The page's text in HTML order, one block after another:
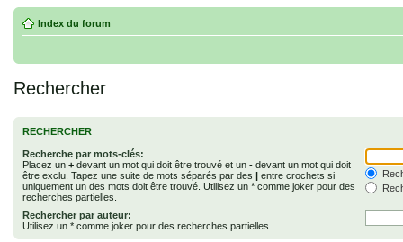
Index du forum
Rechercher
RECHERCHER
Recherche par mots-clés:
Placez un + devant un mot qui doit être trouvé et un - devant un mot qui doit
être exclu. Tapez une suite de mots séparés par des | entre crochets si
uniquement un des mots doit être trouvé. Utilisez un * comme joker pour des
recherches partielles.
Rechercher par auteur:
Utilisez un * comme joker pour des recherches partielles.